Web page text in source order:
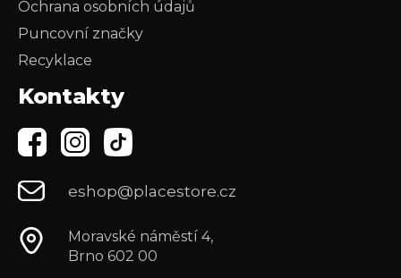
Ochrana osobních údajů
Puncovní značky
Recyklace
Kontakty
eshop@placestore.cz
Moravské náměstí 4,
Brno 602 00